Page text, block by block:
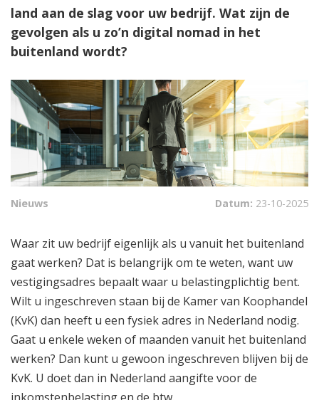
land aan de slag voor uw bedrijf. Wat zijn de
gevolgen als u zo’n digital nomad in het
buitenland wordt?
Nieuws Datum: 23-10-2025
Waar zit uw bedrijf eigenlijk als u vanuit het buitenland
gaat werken? Dat is belangrijk om te weten, want uw
vestigingsadres bepaalt waar u belastingplichtig bent.
Wilt u ingeschreven staan bij de Kamer van Koophandel
(KvK) dan heeft u een fysiek adres in Nederland nodig.
Gaat u enkele weken of maanden vanuit het buitenland
werken? Dan kunt u gewoon ingeschreven blijven bij de
KvK. U doet dan in Nederland aangifte voor de